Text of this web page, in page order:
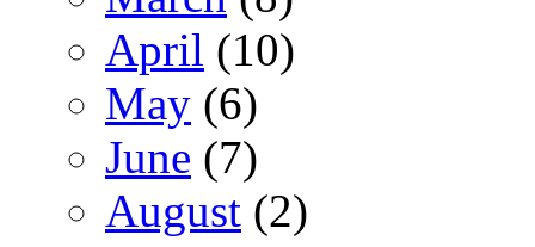
April (10)
May (6)
June (7)
August (2)